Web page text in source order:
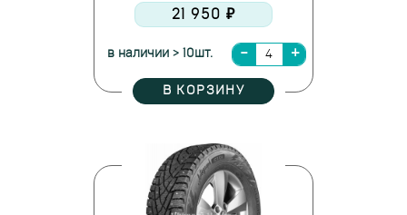
21 950 ₽
в наличии > 10шт.
В КОРЗИНУ